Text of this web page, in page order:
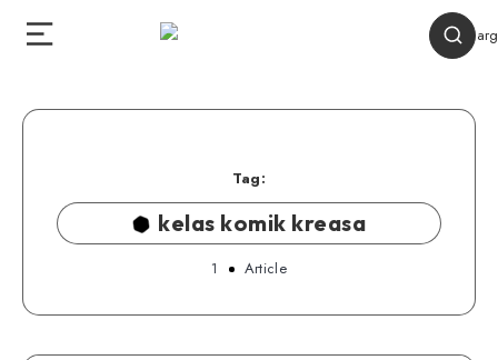
Tag:
kelas komik kreasa
1 Article